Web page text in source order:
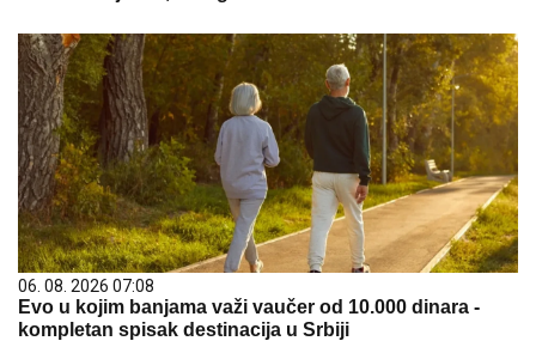
06. 08. 2026 07:08
Evo u kojim banjama važi vaučer od 10.000 dinara -
kompletan spisak destinacija u Srbiji